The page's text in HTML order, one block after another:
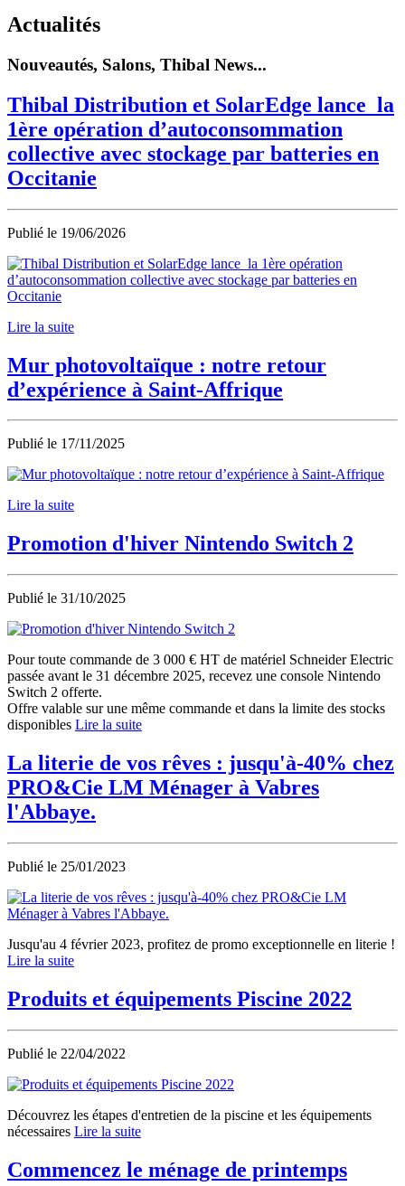
Actualités
Nouveautés, Salons, Thibal News...
Thibal Distribution et SolarEdge lance la
1ère opération d’autoconsommation
collective avec stockage par batteries en
Occitanie
Publié le 19/06/2026
Lire la suite
Mur photovoltaïque : notre retour
d’expérience à Saint-Affrique
Publié le 17/11/2025
Lire la suite
Promotion d'hiver Nintendo Switch 2
Publié le 31/10/2025
Pour toute commande de 3 000 € HT de matériel Schneider Electric
passée avant le 31 décembre 2025, recevez une console Nintendo
Switch 2 offerte.
Offre valable sur une même commande et dans la limite des stocks
disponibles Lire la suite
La literie de vos rêves : jusqu'à-40% chez
PRO&Cie LM Ménager à Vabres
l'Abbaye.
Publié le 25/01/2023
Jusqu'au 4 février 2023, profitez de promo exceptionnelle en literie !
Lire la suite
Produits et équipements Piscine 2022
Publié le 22/04/2022
Découvrez les étapes d'entretien de la piscine et les équipements
nécessaires Lire la suite
Commencez le ménage de printemps